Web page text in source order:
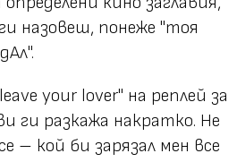
назовеш, понеже "тоя
your lover" на реплей за
ги разкажа накратко. Не
– кой би зарязал мен все